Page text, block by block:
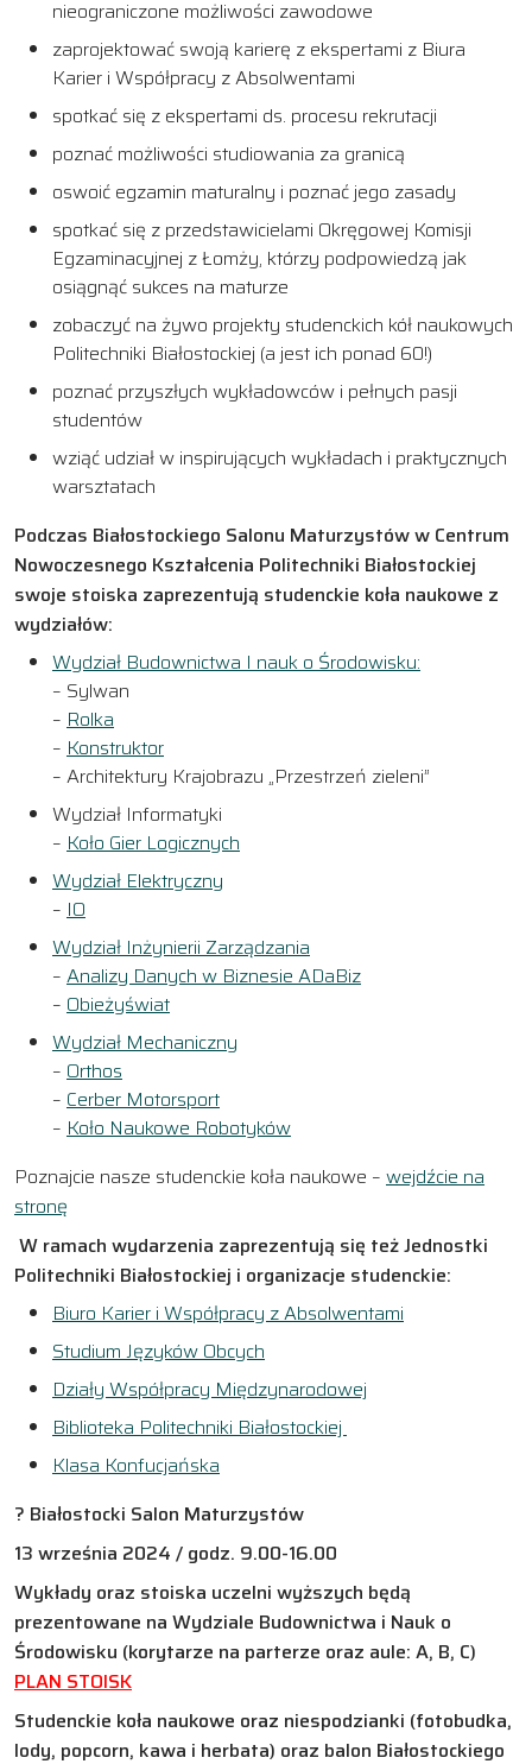
nieograniczone możliwości zawodowe
zaprojektować swoją karierę z ekspertami z Biura
Karier i Współpracy z Absolwentami
spotkać się z ekspertami ds. procesu rekrutacji
poznać możliwości studiowania za granicą
oswoić egzamin maturalny i poznać jego zasady
spotkać się z przedstawicielami Okręgowej Komisji
Egzaminacyjnej z Łomży, którzy podpowiedzą jak
osiągnąć sukces na maturze
zobaczyć na żywo projekty studenckich kół naukowych
Politechniki Białostockiej (a jest ich ponad 60!)
poznać przyszłych wykładowców i pełnych pasji
studentów
wziąć udział w inspirujących wykładach i praktycznych
warsztatach
Podczas Białostockiego Salonu Maturzystów w Centrum
Nowoczesnego Kształcenia Politechniki Białostockiej
swoje stoiska zaprezentują studenckie koła naukowe z
wydziałów:
Wydział Budownictwa I nauk o Środowisku:
– Sylwan
– Rolka
– Konstruktor
– Architektury Krajobrazu „Przestrzeń zieleni”
Wydział Informatyki
– Koło Gier Logicznych
Wydział Elektryczny
– IO
Wydział Inżynierii Zarządzania
– Analizy Danych w Biznesie ADaBiz
– Obieżyświat
Wydział Mechaniczny
– Orthos
– Cerber Motorsport
– Koło Naukowe Robotyków
Poznajcie nasze studenckie koła naukowe – wejdźcie na
stronę
W ramach wydarzenia zaprezentują się też Jednostki
Politechniki Białostockiej i organizacje studenckie:
Biuro Karier i Współpracy z Absolwentami
Studium Języków Obcych
Działy Współpracy Międzynarodowej
Biblioteka Politechniki Białostockiej
Klasa Konfucjańska
? Białostocki Salon Maturzystów
13 września 2024 / godz. 9.00-16.00
Wykłady oraz stoiska uczelni wyższych będą
prezentowane na Wydziale Budownictwa i Nauk o
Środowisku (korytarze na parterze oraz aule: A, B, C)
PLAN STOISK
Studenckie koła naukowe oraz niespodzianki (fotobudka,
lody, popcorn, kawa i herbata) oraz balon Białostockiego